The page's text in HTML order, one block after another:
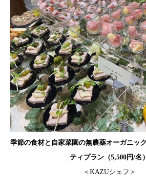
季節の食材と自家菜園の無農薬オーガニッ
ティプラン （5,500円/名）
＜KAZUシェフ＞